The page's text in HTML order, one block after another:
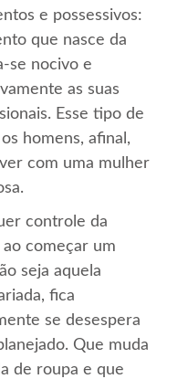
e possessivos:
que nasce da
se nocivo e
as suas
Esse tipo de
homens, afinal,
com uma mulher
controle da
começar um
seja aquela
fica
se desespera
Que muda
de roupa e que